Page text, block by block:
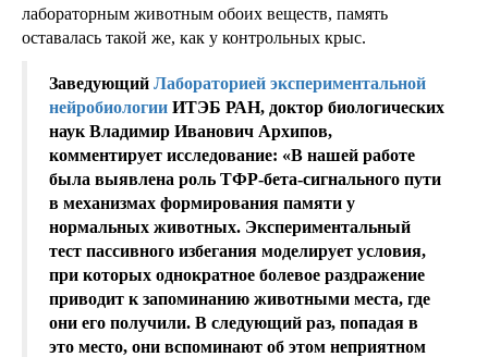
лабораторным животным обоих веществ, память
оставалась такой же, как у контрольных крыс.
Заведующий Лабораторией экспериментальной
нейробиологии ИТЭБ РАН, доктор биологических
наук Владимир Иванович Архипов,
комментирует исследование: «В нашей работе
была выявлена роль TФР-бета-сигнального пути
в механизмах формирования памяти у
нормальных животных. Экспериментальный
тест пассивного избегания моделирует условия,
при которых однократное болевое раздражение
приводит к запоминанию животными места, где
они его получили. В следующий раз, попадая в
это место, они вспоминают об этом неприятном